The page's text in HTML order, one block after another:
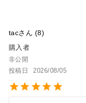
tac
8
購入者
非公開
投稿日
2026/08/05